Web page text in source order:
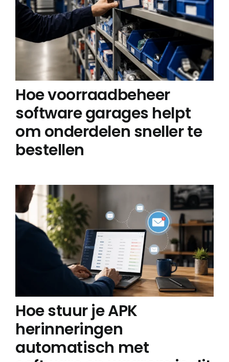
Hoe voorraadbeheer
software garages helpt
om onderdelen sneller te
bestellen
Hoe stuur je APK
herinneringen
automatisch met